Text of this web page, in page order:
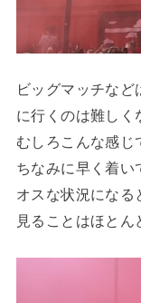
ビッグマッチな
に行くのは難しく
むしろこんな感じ
ちなみに早く着い
オスな状況になる
見ることはほとん